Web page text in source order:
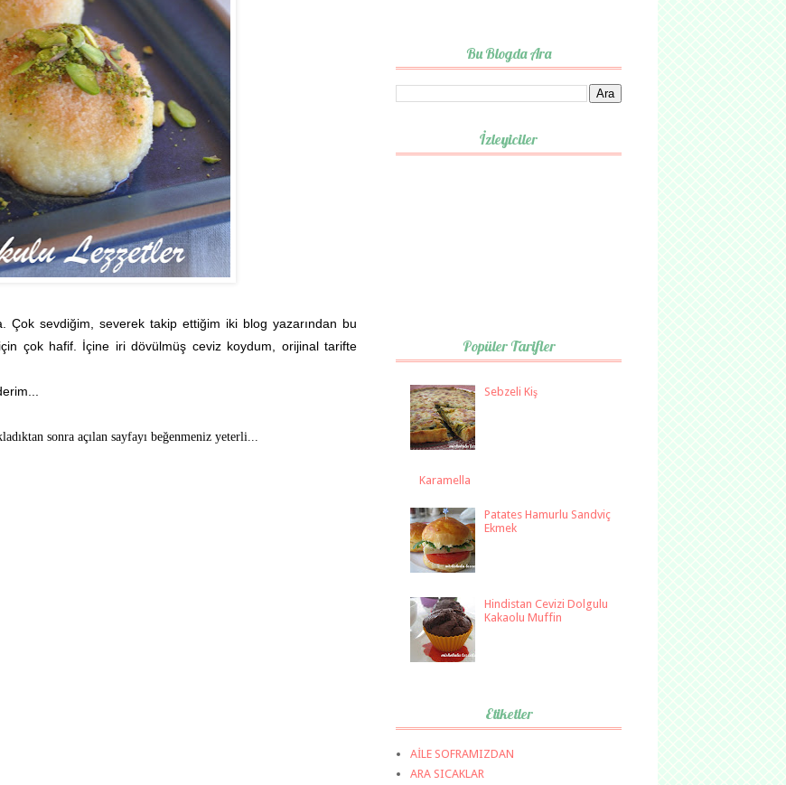
Çok sevdiğim, severek takip ettiğim iki blog yazarından bu
için çok hafif. İçine iri dövülmüş ceviz koydum, orijinal tarifte
sonra açılan sayfayı beğenmeniz yeterli...
Bu Blogda Ara
İzleyiciler
Popüler Tarifler
Sebzeli Kiş
Karamella
Patates Hamurlu Sandviç
Ekmek
Hindistan Cevizi Dolgulu
Kakaolu Muffin
Etiketler
AİLE SOFRAMIZDAN
ARA SICAKLAR